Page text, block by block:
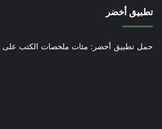
تطبيق أخضر
حمل تطبيق أخضر: مئات ملخصات الكتب على